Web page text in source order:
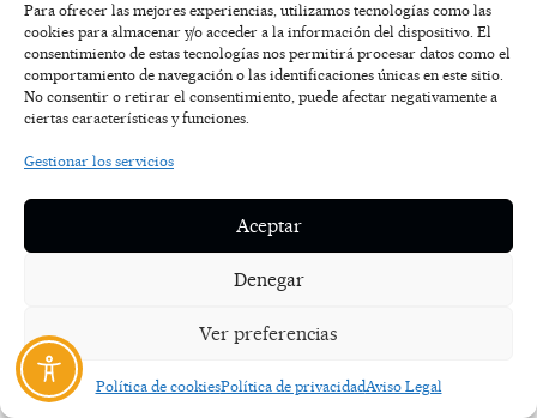
Para ofrecer las mejores experiencias, utilizamos tecnologías como las
cookies para almacenar y/o acceder a la información del dispositivo. El
consentimiento de estas tecnologías nos permitirá procesar datos como el
comportamiento de navegación o las identificaciones únicas en este sitio.
No consentir o retirar el consentimiento, puede afectar negativamente a
ciertas características y funciones.
Gestionar los servicios
Aceptar
Denegar
Ver preferencias
Política de cookiesPolítica de privacidadAviso Legal
“Villa
de
Torrijos”,
organizada
por
los
de
centros
y
“Villa